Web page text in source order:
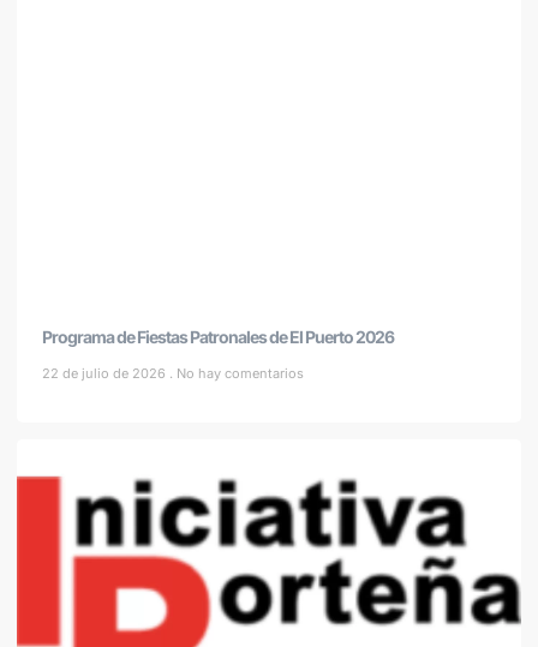
Programa de Fiestas Patronales de El Puerto 2026
22 de julio de 2026 No hay comentarios